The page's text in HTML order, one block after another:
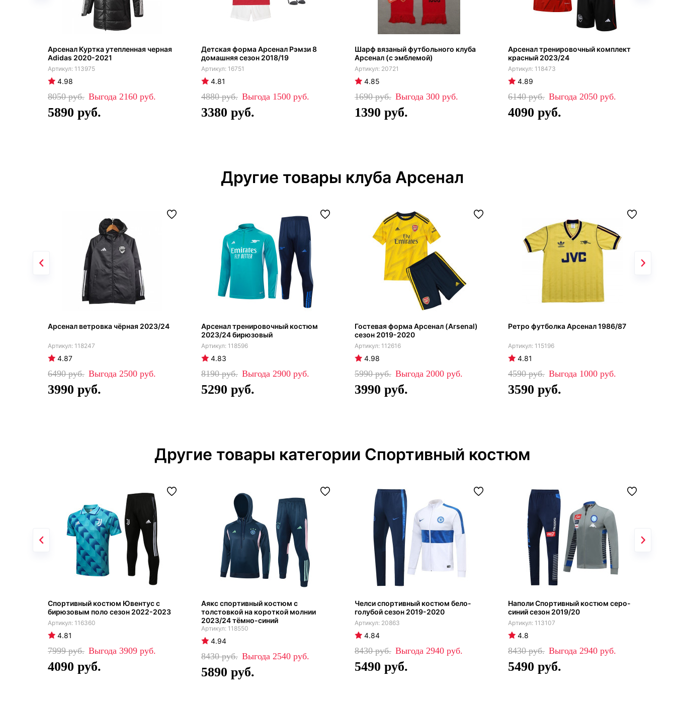
Арсенал Куртка утепленная черная
Adidas 2020-2021
113975
4.98
8050 2160
5890
Детская форма Арсенал Рэмзи 8
домашняя сезон 2018/19
16751
4.81
4880 1500
3380
Шарф вязаный футбольного клуба
Арсенал (с эмблемой)
20721
4.85
1690 300
1390
Арсенал тренировочный комплект
красный 2023/24
118473
4.89
6140 2050
4090
Другие товары клуба Арсенал
Арсенал ветровка чёрная 2023/24
118247
4.87
6490 2500
3990
Арсенал тренировочный костюм
2023/24 бирюзовый
118596
4.83
8190 2900
5290
Гостевая форма Арсенал (Arsenal)
сезон 2019-2020
112616
4.98
5990 2000
3990
Ретро футболка Арсенал 1986/87
115196
4.81
4590 1000
3590
Другие товары категории Спортивный костюм
Спортивный костюм Ювентус с
бирюзовым поло сезон 2022-2023
116360
4.81
7999 3909
4090
Аякс спортивный костюм с
толстовкой на короткой молнии
2023/24 тёмно-синий
118550
4.94
8430 2540
5890
Челси спортивный костюм бело-
голубой сезон 2019-2020
20863
4.84
8430 2940
5490
Наполи Спортивный костюм серо-
синий сезон 2019/20
113107
4.8
8430 2940
5490